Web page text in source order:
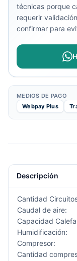
técnicas porque
requerir
confirmar para
MEDIOS DE PAGO
Webpay Plus
Descripción
Cantidad
Caudal de aire:
Capacidad
Humidificación:
Compresor:
Cantidad